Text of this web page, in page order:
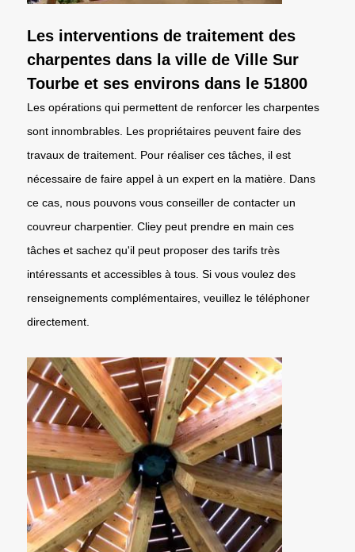
Les interventions de traitement des
charpentes dans la ville de Ville Sur
Tourbe et ses environs dans le 51800
Les opérations qui permettent de renforcer les charpentes
sont innombrables. Les propriétaires peuvent faire des
travaux de traitement. Pour réaliser ces tâches, il est
nécessaire de faire appel à un expert en la matière. Dans
ce cas, nous pouvons vous conseiller de contacter un
couvreur charpentier. Cliey peut prendre en main ces
tâches et sachez qu'il peut proposer des tarifs très
intéressants et accessibles à tous. Si vous voulez des
renseignements complémentaires, veuillez le téléphoner
directement.